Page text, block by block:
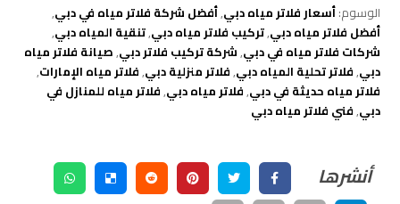
الوسوم:أسعار فلاتر مياه دبي,أفضل شركة فلاتر مياه في دبي,
أفضل فلاتر مياه دبي,تركيب فلاتر مياه دبي,تنقية المياه دبي,
شركات فلاتر مياه في دبي,شركة تركيب فلاتر دبي,صيانة فلاتر مياه
دبي,فلاتر تحلية المياه دبي,فلاتر منزلية دبي,فلاتر مياه الإمارات,
فلاتر مياه حديثة في دبي,فلاتر مياه دبي,فلاتر مياه للمنازل في
دبي,فني فلاتر مياه دبي